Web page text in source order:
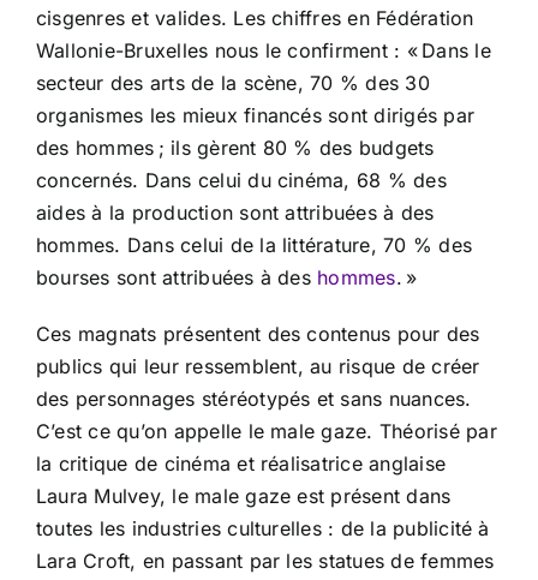
cisgenres et valides. Les chiffres en Fédération
Wallonie-Bruxelles nous le confirment : « Dans le
secteur des arts de la scène, 70 % des 30
organismes les mieux financés sont dirigés par
des hommes ; ils gèrent 80 % des budgets
concernés. Dans celui du cinéma, 68 % des
aides à la production sont attribuées à des
hommes. Dans celui de la littérature, 70 % des
bourses sont attribuées à des hommes. »
Ces magnats présentent des contenus pour des
publics qui leur ressemblent, au risque de créer
des personnages stéréotypés et sans nuances.
C’est ce qu’on appelle le male gaze. Théorisé par
la critique de cinéma et réalisatrice anglaise
Laura Mulvey, le male gaze est présent dans
toutes les industries culturelles : de la publicité à
Lara Croft, en passant par les statues de femmes